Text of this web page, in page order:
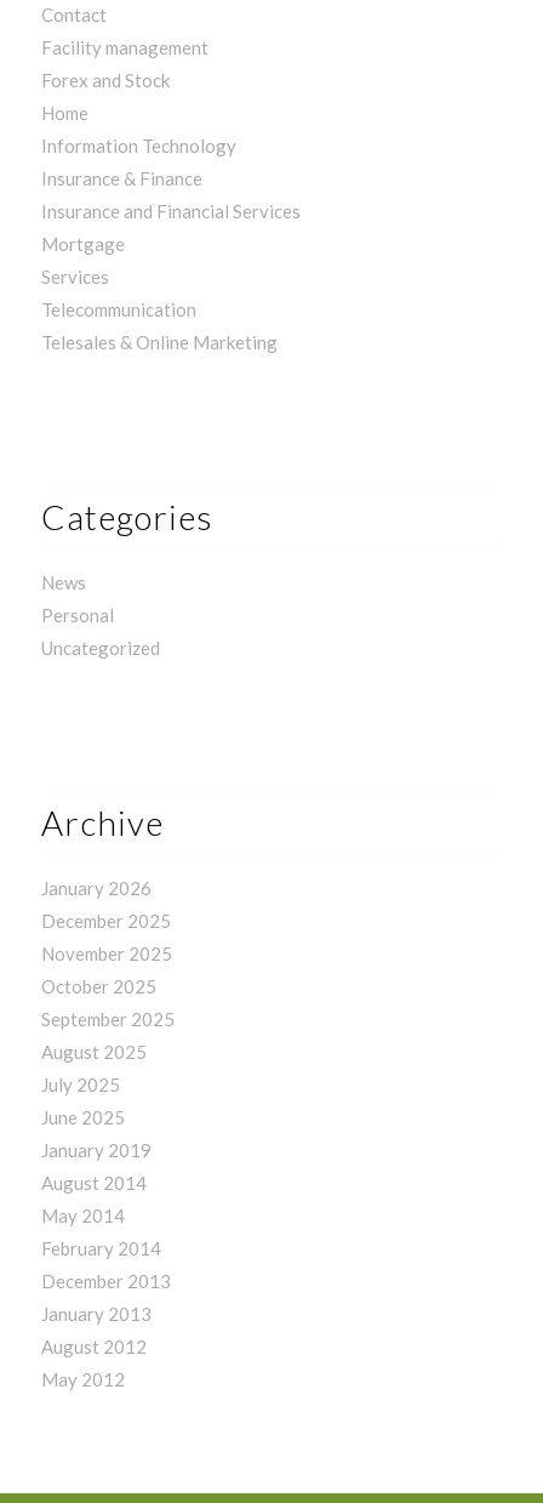
Contact
Facility management
Forex and Stock
Home
Information Technology
Insurance & Finance
Insurance and Financial Services
Mortgage
Services
Telecommunication
Telesales & Online Marketing
Categories
News
Personal
Uncategorized
Archive
January 2026
December 2025
November 2025
October 2025
September 2025
August 2025
July 2025
June 2025
January 2019
August 2014
May 2014
February 2014
December 2013
January 2013
August 2012
May 2012